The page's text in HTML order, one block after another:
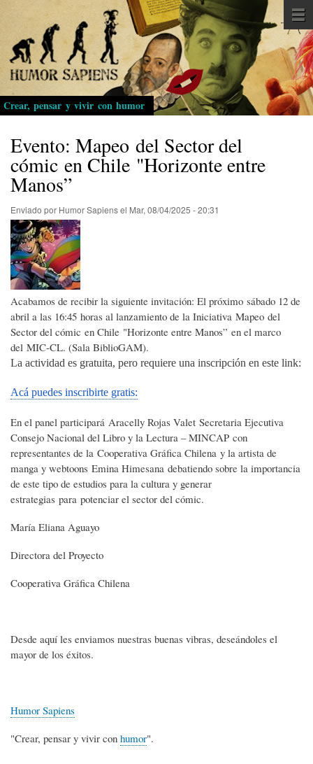
Pasar
al
contenido
principal
Crear, pensar y vivir con humor
Evento: Mapeo del Sector del
cómic en Chile "Horizonte entre
Manos”
Enviado por Humor Sapiensel Mar, 08/04/2025 - 20:31
Acabamos de recibir la siguiente invitación: El próximo sábado 12 de
abril a las 16:45 horas al lanzamiento de la Iniciativa Mapeo del
Sector del cómic en Chile "Horizonte entre Manos” en el marco
del MIC-CL. (Sala BiblioGAM).
La actividad es gratuita, pero requiere una inscripción en este link:
Acá puedes inscribirte gratis:
En el panel participará Aracelly Rojas Valet Secretaria Ejecutiva
Consejo Nacional del Libro y la Lectura – MINCAP con
representantes de la Cooperativa Gráfica Chilena y la artista de
manga y webtoons Emina Himesana debatiendo sobre la importancia
de este tipo de estudios para la cultura y generar
estrategias para potenciar el sector del cómic.
María Eliana Aguayo
Directora del Proyecto
Cooperativa Gráfica Chilena
Desde aquí les enviamos nuestras buenas vibras, deseándoles el
mayor de los éxitos.
Humor Sapiens
"Crear, pensar y vivir con humor".